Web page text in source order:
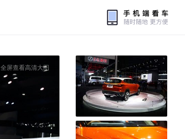
全屏查看高清大图